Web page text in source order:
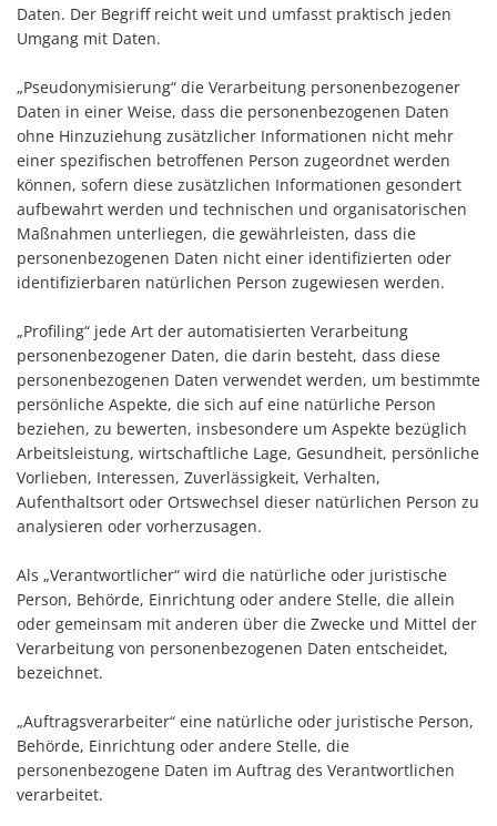
Daten. Der Begriff reicht weit und umfasst praktisch jeden
Umgang mit Daten.
„Pseudonymisierung“ die Verarbeitung personenbezogener
Daten in einer Weise, dass die personenbezogenen Daten
ohne Hinzuziehung zusätzlicher Informationen nicht mehr
einer spezifischen betroffenen Person zugeordnet werden
können, sofern diese zusätzlichen Informationen gesondert
aufbewahrt werden und technischen und organisatorischen
Maßnahmen unterliegen, die gewährleisten, dass die
personenbezogenen Daten nicht einer identifizierten oder
identifizierbaren natürlichen Person zugewiesen werden.
„Profiling“ jede Art der automatisierten Verarbeitung
personenbezogener Daten, die darin besteht, dass diese
personenbezogenen Daten verwendet werden, um bestimmte
persönliche Aspekte, die sich auf eine natürliche Person
beziehen, zu bewerten, insbesondere um Aspekte bezüglich
Arbeitsleistung, wirtschaftliche Lage, Gesundheit, persönliche
Vorlieben, Interessen, Zuverlässigkeit, Verhalten,
Aufenthaltsort oder Ortswechsel dieser natürlichen Person zu
analysieren oder vorherzusagen.
Als „Verantwortlicher“ wird die natürliche oder juristische
Person, Behörde, Einrichtung oder andere Stelle, die allein
oder gemeinsam mit anderen über die Zwecke und Mittel der
Verarbeitung von personenbezogenen Daten entscheidet,
bezeichnet.
„Auftragsverarbeiter“ eine natürliche oder juristische Person,
Behörde, Einrichtung oder andere Stelle, die
personenbezogene Daten im Auftrag des Verantwortlichen
verarbeitet.